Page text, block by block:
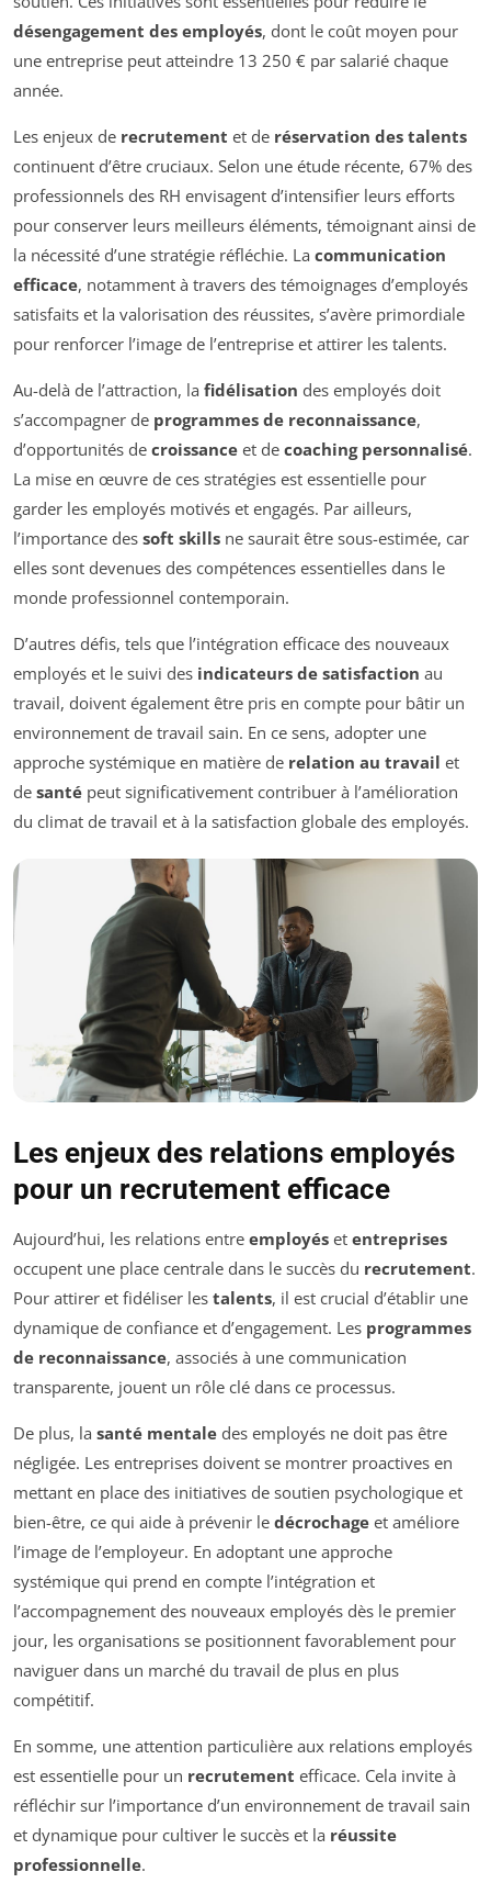
désengagement des employés, dont le coût moyen pour
une entreprise peut atteindre 13 250 € par salarié chaque
année.
Les enjeux de recrutement et de réservation des talents
continuent d’être cruciaux. Selon une étude récente, 67% des
professionnels des RH envisagent d’intensifier leurs efforts
pour conserver leurs meilleurs éléments, témoignant ainsi de
la nécessité d’une stratégie réfléchie. La communication
efficace, notamment à travers des témoignages d’employés
satisfaits et la valorisation des réussites, s’avère primordiale
pour renforcer l’image de l’entreprise et attirer les talents.
Au-delà de l’attraction, la fidélisation des employés doit
s’accompagner de programmes de reconnaissance,
d’opportunités de croissance et de coaching personnalisé.
La mise en œuvre de ces stratégies est essentielle pour
garder les employés motivés et engagés. Par ailleurs,
l’importance des soft skills ne saurait être sous-estimée, car
elles sont devenues des compétences essentielles dans le
monde professionnel contemporain.
D’autres défis, tels que l’intégration efficace des nouveaux
employés et le suivi des indicateurs de satisfaction au
travail, doivent également être pris en compte pour bâtir un
environnement de travail sain. En ce sens, adopter une
approche systémique en matière de relation au travail et
de santé peut significativement contribuer à l’amélioration
du climat de travail et à la satisfaction globale des employés.
Les enjeux des relations employés
pour un recrutement efficace
Aujourd’hui, les relations entre employés et entreprises
occupent une place centrale dans le succès du recrutement.
Pour attirer et fidéliser les talents, il est crucial d’établir une
dynamique de confiance et d’engagement. Les programmes
de reconnaissance, associés à une communication
transparente, jouent un rôle clé dans ce processus.
De plus, la santé mentale des employés ne doit pas être
négligée. Les entreprises doivent se montrer proactives en
mettant en place des initiatives de soutien psychologique et
bien-être, ce qui aide à prévenir le décrochage et améliore
l’image de l’employeur. En adoptant une approche
systémique qui prend en compte l’intégration et
l’accompagnement des nouveaux employés dès le premier
jour, les organisations se positionnent favorablement pour
naviguer dans un marché du travail de plus en plus
compétitif.
En somme, une attention particulière aux relations employés
est essentielle pour un recrutement efficace. Cela invite à
réfléchir sur l’importance d’un environnement de travail sain
et dynamique pour cultiver le succès et la réussite
professionnelle.